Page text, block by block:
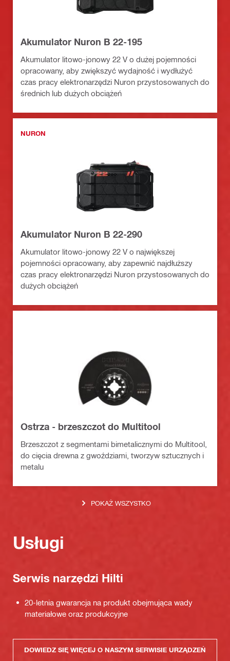
Akumulator Nuron B 22-195
Akumulator litowo-jonowy 22 V o dużej pojemności
opracowany, aby zwiększyć wydajność i wydłużyć
czas pracy elektronarzędzi Nuron przystosowanych do
średnich lub dużych obciążeń
NURON
Akumulator Nuron B 22-290
Akumulator litowo-jonowy 22 V o największej
pojemności opracowany, aby zapewnić najdłuższy
czas pracy elektronarzędzi Nuron przystosowanych do
dużych obciążeń
Ostrza - brzeszczot do Multitool
Brzeszczot z segmentami bimetalicznymi do Multitool,
do cięcia drewna z gwoździami, tworzyw sztucznych i
metalu
POKAŻ WSZYSTKO
Usługi
Serwis narzędzi Hilti
20-letnia gwarancja na produkt obejmująca wady
materiałowe oraz produkcyjne
DOWIEDZ SIĘ WIĘCEJ O NASZYM SERWISIE URZĄDZEŃ